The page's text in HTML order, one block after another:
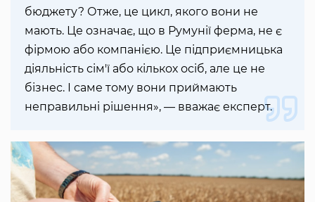
бюджету? Отже, це цикл, якого вони не
мають. Це означає, що в Румунії ферма, не є
фірмою або компанією. Це підприємницька
діяльність сім'ї або кількох осіб, але це не
бізнес. І саме тому вони приймають
неправильні рішення», — вважає експерт.